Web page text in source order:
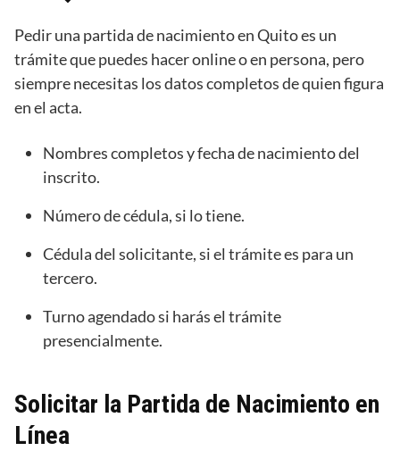
Pedir una partida de nacimiento en Quito es un
trámite que puedes hacer online o en persona, pero
siempre necesitas los datos completos de quien figura
en el acta.
Nombres completos y fecha de nacimiento del
inscrito.
Número de cédula, si lo tiene.
Cédula del solicitante, si el trámite es para un
tercero.
Turno agendado si harás el trámite
presencialmente.
Solicitar la Partida de Nacimiento en
Línea